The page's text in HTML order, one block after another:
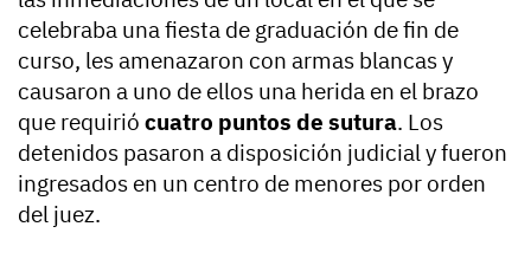
celebraba una fiesta de graduación de fin de
curso, les amenazaron con armas blancas y
causaron a uno de ellos una herida en el brazo
que requirió cuatro puntos de sutura. Los
detenidos pasaron a disposición judicial y fueron
ingresados en un centro de menores por orden
del juez.